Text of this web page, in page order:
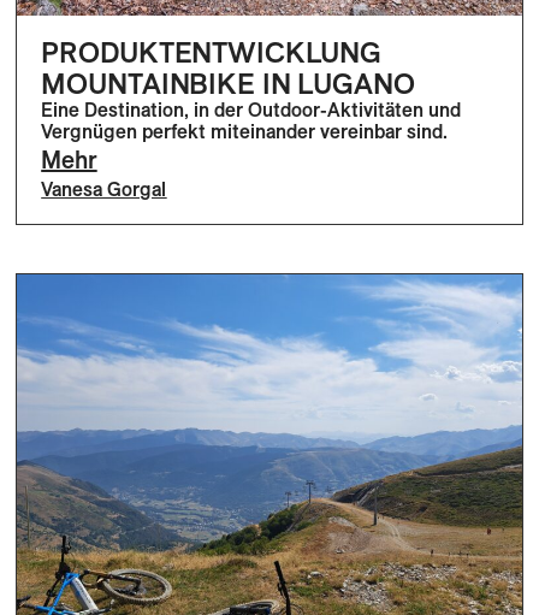
PRODUKTENTWICKLUNG
MOUNTAINBIKE IN LUGANO
Eine Destination, in der Outdoor-Aktivitäten und
Vergnügen perfekt miteinander vereinbar sind.
Mehr
Vanesa Gorgal